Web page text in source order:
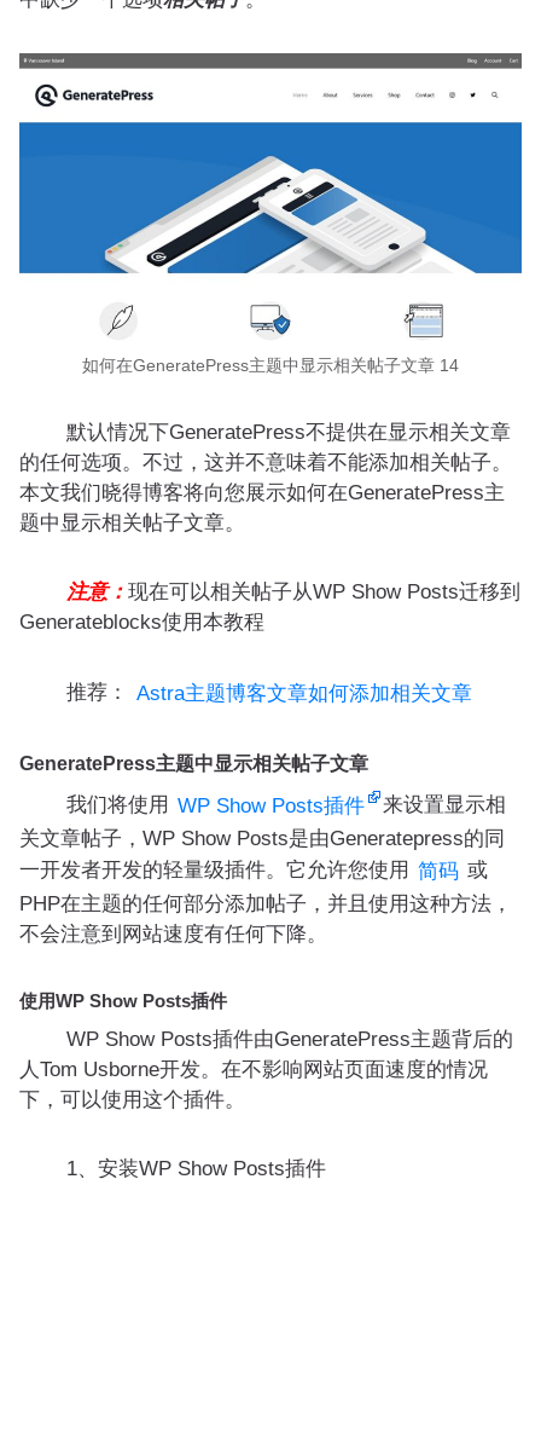
如何在GeneratePress主题中显示相关帖子文章 14
默认情况下GeneratePress不提供在显示相关文章
的任何选项。不过，这并不意味着不能添加相关帖子。
本文我们晓得博客将向您展示如何在GeneratePress主
题中显示相关帖子文章。
注意： 现在可以相关帖子从WP Show Posts迁移到
Generateblocks使用本教程
推荐： Astra主题博客文章如何添加相关文章
GeneratePress主题中显示相关帖子文章
我们将使用 WP Show Posts插件
来设置显示相
关文章帖子，WP Show Posts是由Generatepress的同
一开发者开发的轻量级插件。它允许您使用 简码 或
PHP在主题的任何部分添加帖子，并且使用这种方法，
不会注意到网站速度有任何下降。
使用WP Show Posts插件
WP Show Posts插件由GeneratePress主题背后的
人Tom Usborne开发。在不影响网站页面速度的情况
下，可以使用这个插件。
1、安装WP Show Posts插件